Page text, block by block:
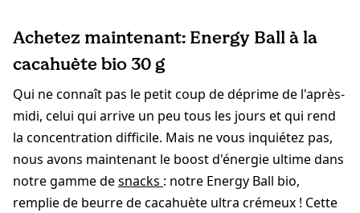
Achetez maintenant: Energy Ball à la
cacahuète bio 30 g
Qui ne connaît pas le petit coup de déprime de l'après-
midi, celui qui arrive un peu tous les jours et qui rend
la concentration difficile. Mais ne vous inquiétez pas,
nous avons maintenant le boost d'énergie ultime dans
notre gamme desnacks : notre Energy Ball bio,
remplie de beurre de cacahuète ultra crémeux ! Cette